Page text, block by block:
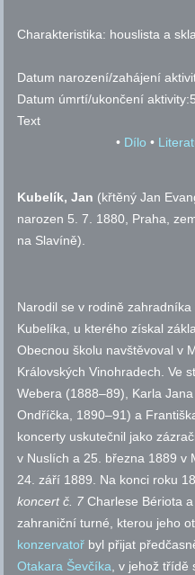
Charakteristika: houslista a
Datum narození/zahájení
Datum úmrtí/ukončení aktivity:
Text
• Dílo •
Kubelík, Jan (křtěný Jan
narozen 5. 7. 1880, Praha,
na Slavíně).
Narodil se v rodině
Kubelíka, u kterého získal
Obecnou školu navštěvoval v
Královských Vinohradech. Ve
Webera (1888–89), Karla
Ondříčka, 1890–91) a
koncerty uskutečnil jako
v Nuslích a 25. března 1889 v
24. září 1889. Na konci roku
koncertč. 7 Charlese Bériota
zahraniční turné, kterou jeho
konzervatoř byl přijat
Otakara Ševčíka, v jehož třídě